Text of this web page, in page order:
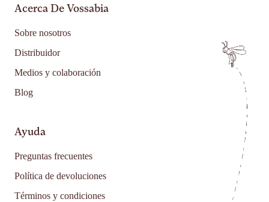
Acerca De Vossabia
Sobre nosotros
Distribuidor
Medios y colaboración
Blog
Ayuda
Preguntas frecuentes
Política de devoluciones
Términos y condiciones